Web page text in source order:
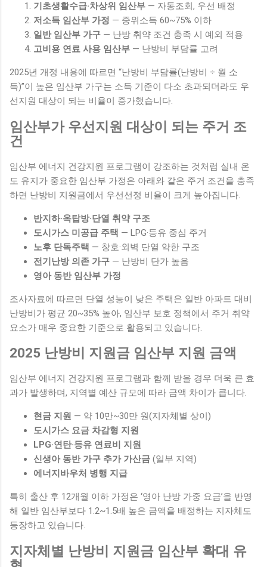
기초생활수급·차상위 임산부 — 자동조회, 우선 배정
저소득 임산부 가정 — 중위소득 60~75% 이하
일반 임산부 가구 — 난방 취약 조건 충족 시 예외 적용
고비용 연료 사용 임산부 — 난방비 부담률 고려
2025년 개정 내용에 따르면 “난방비 부담률(난방비 ÷ 월 소
득)”이 높은 임산부 가구는 소득 기준이 다소 초과되더라도 우
선지원 대상이 되는 비율이 증가했습니다.
임산부가 우선지원 대상이 되는 주거 조
건
임산부 에너지 건강지원 프로그램이 강조하는 것처럼 실내 온
도 유지가 중요한 임산부 가정은 아래와 같은 주거 조건을 충족
하면 난방비 지원금에서 우선선정 비율이 크게 높아집니다.
반지하·옥탑방·단열 취약 구조
도시가스 미공급 주택 — LPG·등유 중심 주거
노후 단독주택 — 창호·외벽 단열 약한 구조
전기난방 의존 가구 — 난방비 단가 높음
영아 동반 임산부 가정
조사자료에 따르면 단열 성능이 낮은 주택은 일반 아파트 대비
난방비가 평균 20~35% 높아, 임산부 보호 정책에서 주거 취약
요소가 매우 중요한 기준으로 활용되고 있습니다.
2025 난방비 지원금 임산부 지원 금액
임산부 에너지 건강지원 프로그램과 함께 받을 경우 더욱 큰 효
과가 발생하며, 지역별 예산 규모에 따라 금액 차이가 큽니다.
현금 지원 — 약 10만~30만 원(지자체별 상이)
도시가스 요금 차감형 지원
LPG·연탄·등유 연료비 지원
신생아 동반 가구 추가 가산금 (일부 지역)
에너지바우처 병행 지급
특히 출산 후 12개월 이하 가정은 ‘영아 난방 가중 요금’을 반영
해 일반 임산부보다 1.2~1.5배 높은 금액을 배정하는 지자체도
등장하고 있습니다.
지자체별 난방비 지원금 임산부 확대 유